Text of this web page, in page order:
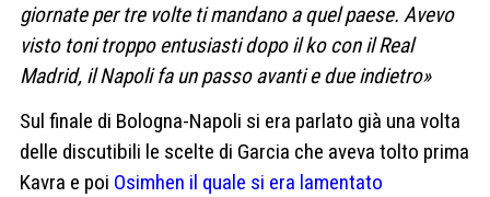
giornate per tre volte ti mandano a quel paese. Avevo
visto toni troppo entusiasti dopo il ko con il Real
Madrid, il Napoli fa un passo avanti e due indietro»
Sul finale di Bologna-Napoli si era parlato già una volta
delle discutibili le scelte di Garcia che aveva tolto prima
Kavra e poi Osimhen il quale si era lamentato